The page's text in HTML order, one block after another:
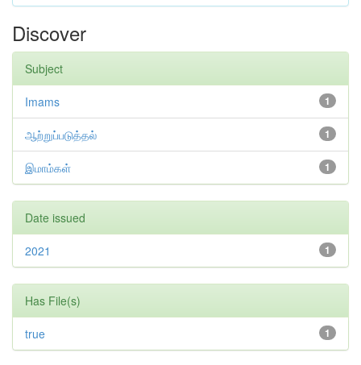
Discover
Subject
1
Imams
1
ஆற்றுப்படுத்தல்
1
இமாம்கள்
Date issued
1
2021
Has File(s)
1
true